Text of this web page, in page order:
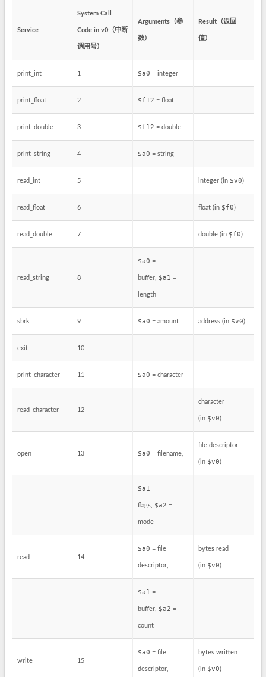
Service
System Call
Code in v0（中断
调用号）
Arguments（参
数）
Result（返回
值）
print_int 1 $a0 = integer
print_float 2 $f12 = float
print_double 3 $f12 = double
print_string 4 $a0 = string
read_int 5 integer (in $v0)
read_float 6 float (in $f0)
read_double 7 double (in $f0)
read_string 8
$a0 =
buffer, $a1 =
length
sbrk 9 $a0 = amount address (in $v0)
exit 10
print_character 11 $a0 = character
read_character 12
character
(in $v0)
open 13 $a0 = filename,
file descriptor
(in $v0)
$a1 =
flags, $a2 =
mode
read 14
$a0 = file
descriptor,
bytes read
(in $v0)
$a1 =
buffer, $a2 =
count
write 15
$a0 = file
descriptor,
bytes written
(in $v0)